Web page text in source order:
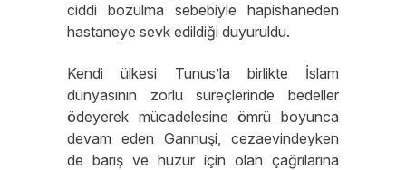
ciddi bozulma sebebiyle hapishaneden
hastaneye sevk edildiği duyuruldu.
Kendi ülkesi Tunus’la birlikte İslam
dünyasının zorlu süreçlerinde bedeller
ödeyerek mücadelesine ömrü boyunca
devam eden Gannuşi, cezaevindeyken
de barış ve huzur için olan çağrılarına